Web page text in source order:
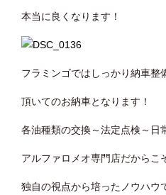
本当に良くなります！
フラミンゴではしっかり納車整
頂いてのお納車となります！
各油種類の交換～法定点検～日
アルファロメオ専門店だからこ
独自の視点から培ったノウハウ